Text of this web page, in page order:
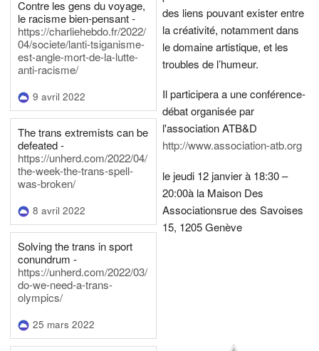
Contre les gens du voyage,
le racisme bien-pensant -
https://charliehebdo.fr/2022/
04/societe/lanti-tsiganisme-
est-angle-mort-de-la-lutte-
anti-racisme/
9 avril 2022
The trans extremists can be
defeated -
https://unherd.com/2022/04/
the-week-the-trans-spell-
was-broken/
8 avril 2022
Solving the trans in sport
conundrum -
https://unherd.com/2022/03/
do-we-need-a-trans-
olympics/
25 mars 2022
des liens pouvant exister entre
la créativité, notamment dans
le domaine artistique, et les
troubles de l’humeur.
Il participera a une conférence-
débat organisée par
l'association ATB&D
http://www.association-atb.org
le jeudi 12 janvier à 18:30 –
20:00à la Maison Des
Associationsrue des Savoises
15, 1205 Genève